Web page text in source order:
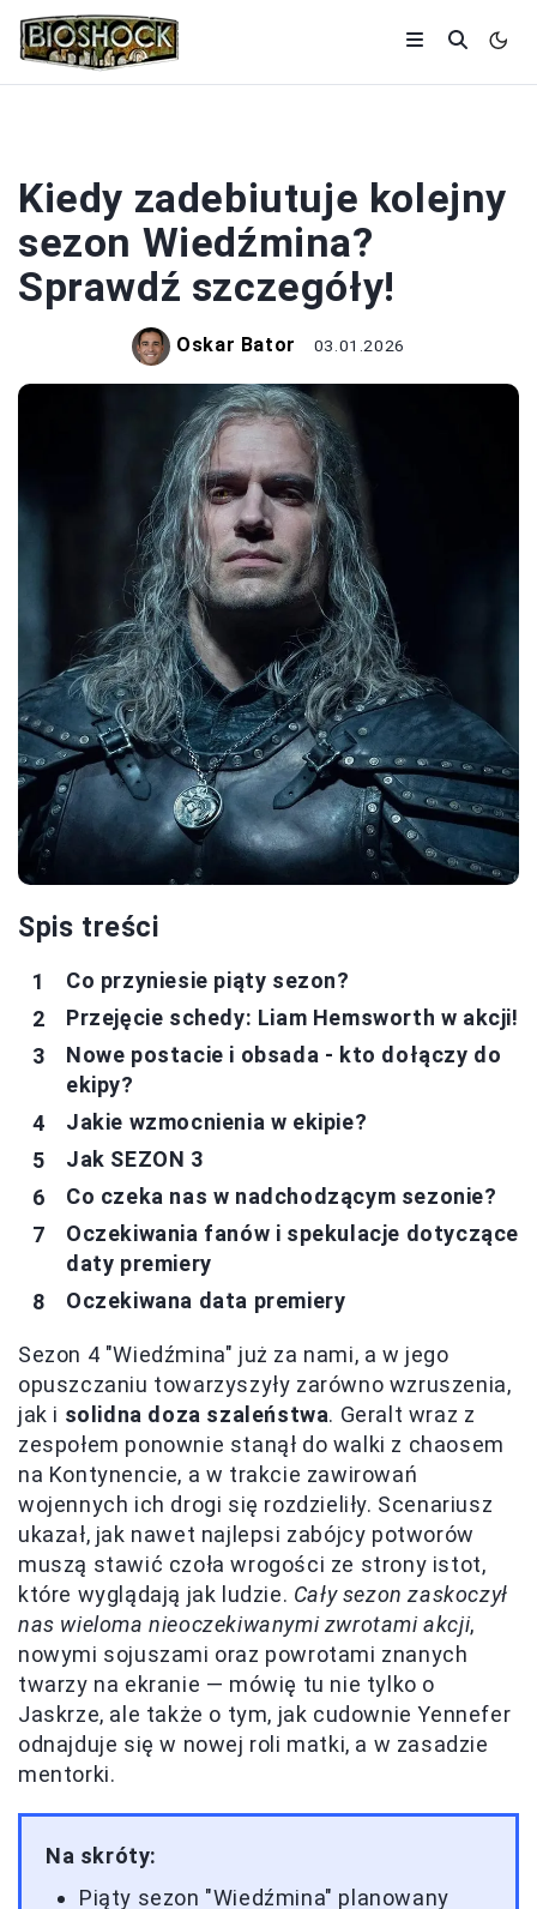
Kiedy zadebiutuje kolejny
sezon Wiedźmina?
Sprawdź szczegóły!
Oskar Bator 03.01.2026
Spis treści
Co przyniesie piąty sezon?
Przejęcie schedy: Liam Hemsworth w akcji!
Nowe postacie i obsada - kto dołączy do
ekipy?
Jakie wzmocnienia w ekipie?
Jak SEZON 3
Co czeka nas w nadchodzącym sezonie?
Oczekiwania fanów i spekulacje dotyczące
daty premiery
Oczekiwana data premiery
Sezon 4 "Wiedźmina" już za nami, a w jego
opuszczaniu towarzyszyły zarówno wzruszenia,
jak i solidna doza szaleństwa. Geralt wraz z
zespołem ponownie stanął do walki z chaosem
na Kontynencie, a w trakcie zawirowań
wojennych ich drogi się rozdzieliły. Scenariusz
ukazał, jak nawet najlepsi zabójcy potworów
muszą stawić czoła wrogości ze strony istot,
które wyglądają jak ludzie. Cały sezon zaskoczył
nas wieloma nieoczekiwanymi zwrotami akcji,
nowymi sojuszami oraz powrotami znanych
twarzy na ekranie — mówię tu nie tylko o
Jaskrze, ale także o tym, jak cudownie Yennefer
odnajduje się w nowej roli matki, a w zasadzie
mentorki.
Na skróty:
Piąty sezon "Wiedźmina" planowany